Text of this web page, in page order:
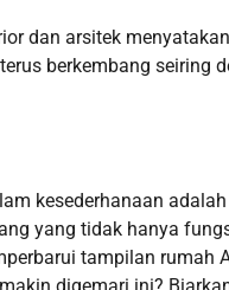
dan arsitek
berkembang seiring
kesederhanaan
yang tidak hanya
tampilan rumah
digemari ini?